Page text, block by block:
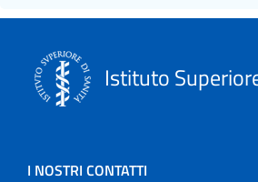
Istituto
I NOSTRI CONTATTI